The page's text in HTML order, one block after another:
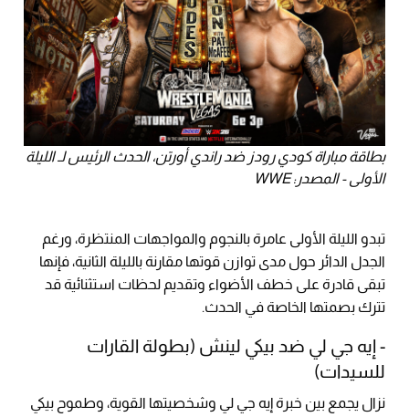
بطاقة مباراة كودي رودز ضد راندي أورتن، الحدث الرئيس لـ الليلة
الأولى - المصدر: WWE
تبدو الليلة الأولى عامرة بالنجوم والمواجهات المنتظرة، ورغم
الجدل الدائر حول مدى توازن قوتها مقارنة بالليلة الثانية، فإنها
تبقى قادرة على خطف الأضواء وتقديم لحظات استثنائية قد
تترك بصمتها الخاصة في الحدث.
- إيه جي لي ضد بيكي لينش (بطولة القارات
للسيدات)
نزال يجمع بين خبرة إيه جي لي وشخصيتها القوية، وطموح بيكي